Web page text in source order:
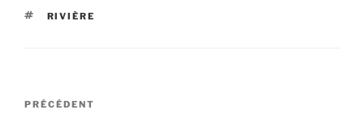
ÉTIQUETTES
RIVIÈRE
Navigation
Article
PRÉCÉDENT